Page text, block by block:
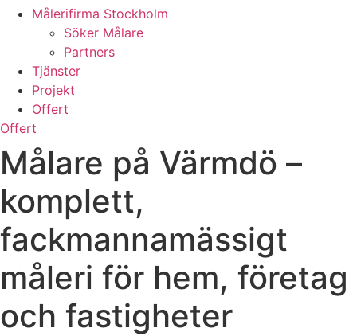
Målerifirma Stockholm
Söker Målare
Partners
Tjänster
Projekt
Offert
Offert
Målare på Värmdö –
komplett,
fackmannamässigt
måleri för hem, företag
och fastigheter